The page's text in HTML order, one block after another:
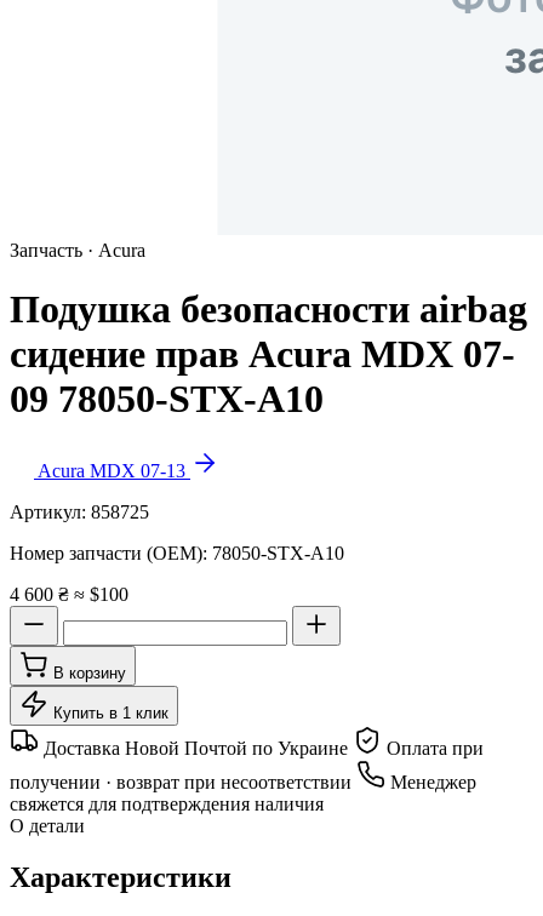
Запчасть · Acura
Подушка безопасности airbag
сидение прав Acura MDX 07-
09 78050-STX-A10
Acura MDX 07-13
Артикул: 858725
Номер запчасти (OEM): 78050-STX-A10
4 600 ₴ ≈ $100
В корзину
Купить в 1 клик
Доставка Новой Почтой по Украине
Оплата при
получении · возврат при несоответствии
Менеджер
свяжется для подтверждения наличия
О детали
Характеристики